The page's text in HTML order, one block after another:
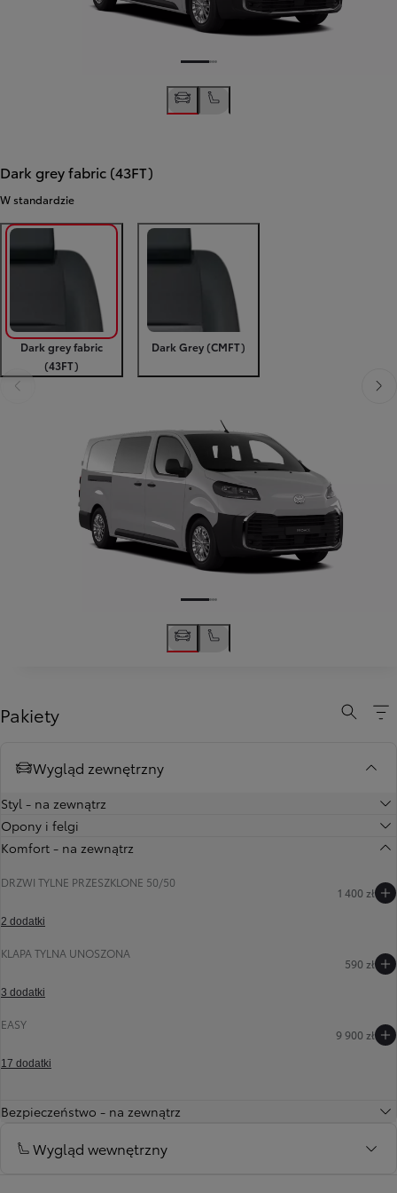
Dark grey fabric (43FT)
W standardzie
Dark grey fabric
(43FT)
Dark Grey (CMFT)
Poprzedni
PoprzedniNastępny
Pakiety
Wygląd zewnętrzny
Styl - na zewnątrz
Opony i felgi
Komfort - na zewnątrz
DRZWI TYLNE PRZESZKLONE 50/50
1 400 zł
2 dodatki
KLAPA TYLNA UNOSZONA
590 zł
3 dodatki
EASY
9 900 zł
17 dodatki
Bezpieczeństwo - na zewnątrz
Wygląd wewnętrzny